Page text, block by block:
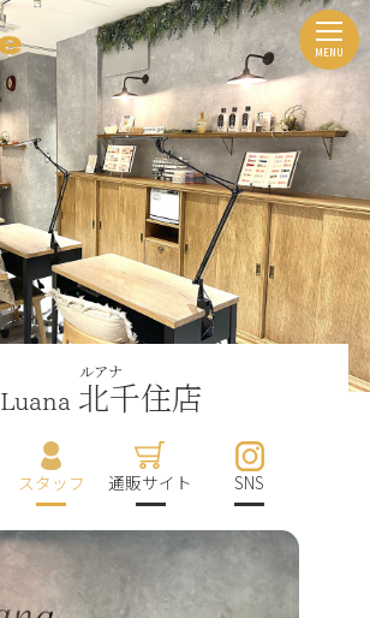
ルアナ
Luana 北千住店
スタッフ 通販サイト SNS